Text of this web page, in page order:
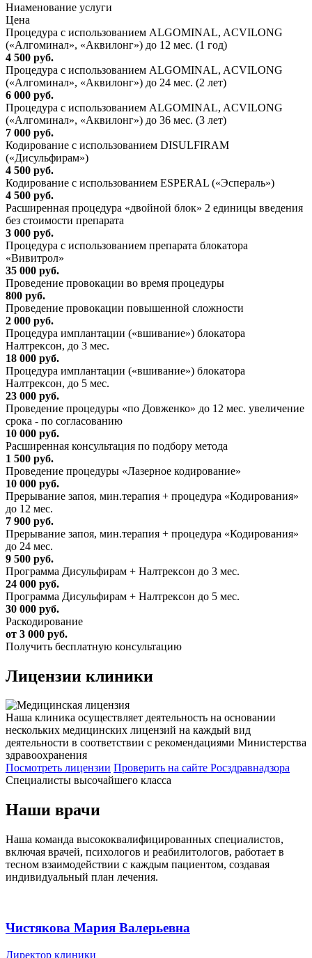
Ниaменование услуги
Цена
Процедура с использованием ALGOMINAL, ACVILONG
(«Алгоминал», «Аквилонг») до 12 мес. (1 год)
4 500 руб.
Процедура с использованием ALGOMINAL, ACVILONG
(«Алгоминал», «Аквилонг») до 24 мес. (2 лет)
6 000 руб.
Процедура с использованием ALGOMINAL, ACVILONG
(«Алгоминал», «Аквилонг») до 36 мес. (3 лет)
7 000 руб.
Кодирование с использованием DISULFIRAM
(«Дисульфирам»)
4 500 руб.
Кодирование с использованием ESPERAL («Эспераль»)
4 500 руб.
Расширенная процедура «двойной блок» 2 единицы введения
без стоимости препарата
3 000 руб.
Процедура с использованием препарата блокатора
«Вивитрол»
35 000 руб.
Проведение провокации во время процедуры
800 руб.
Проведение провокации повышенной сложности
2 000 руб.
Процедура имплантации («вшивание») блокатора
Налтрексон, до 3 мес.
18 000 руб.
Процедура имплантации («вшивание») блокатора
Налтрексон, до 5 мес.
23 000 руб.
Проведение процедуры «по Довженко» до 12 мес. увеличение
срока - по согласованию
10 000 руб.
Расширенная консультация по подбору метода
1 500 руб.
Проведение процедуры «Лазерное кодирование»
10 000 руб.
Прерывание запоя, мин.терапия + процедура «Кодирования»
до 12 мес.
7 900 руб.
Прерывание запоя, мин.терапия + процедура «Кодирования»
до 24 мес.
9 500 руб.
Программа Дисульфирам + Налтрексон до 3 мес.
24 000 руб.
Программа Дисульфирам + Налтрексон до 5 мес.
30 000 руб.
Раскодирование
от 3 000 руб.
Получить бесплатную консультацию
Лицензии клиники
Наша клиника осуществляет деятельность на основании
нескольких медицинских лицензий на каждый вид
деятельности в соответствии с рекомендациями Министерства
здравоохранения
Посмотреть лицензии Проверить на сайте Росздравнадзора
Специалисты высочайшего класса
Наши врачи
Наша команда высококвалифицированных специалистов,
включая врачей, психологов и реабилитологов, работает в
тесном взаимодействии с каждым пациентом, создавая
индивидуальный план лечения.
Чистякова Мария Валерьевна
Директор клиники